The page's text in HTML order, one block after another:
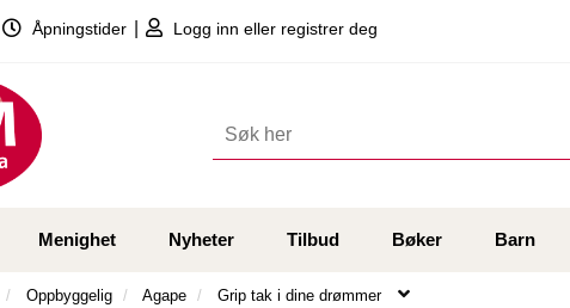
Åpningstider Logg inn eller registrer deg
Menighet Nyheter Tilbud Bøker Barn
Oppbyggelig Agape Grip tak i dine drømmer